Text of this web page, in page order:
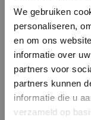
We gebruiken
personaliseren,
en om ons
informatie over
partners voor
partners kunnen
informatie die u
verzameld op
mensen die
training.
mocht hij het
interessant.
manier